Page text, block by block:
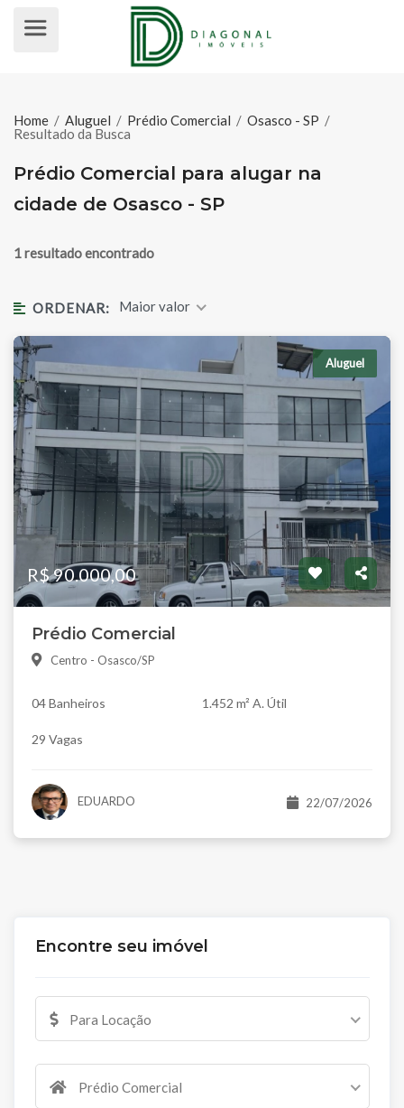
Home / Aluguel / Prédio Comercial / Osasco - SP /
Resultado da Busca
Prédio Comercial para alugar na
cidade de Osasco - SP
Encontre seu imóvel
Para Locação
Prédio Comercial
1 resultado encontrado
ORDENAR: Maior valor
Aluguel
R$ 90.000,00
Prédio Comercial
Centro - Osasco/SP
04 Banheiros 1.452 m² A. Útil
29 Vagas
EDUARDO 22/07/2026